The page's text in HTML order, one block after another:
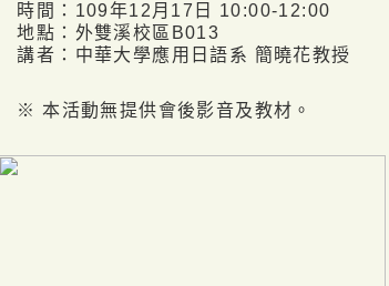
時間：109年12月17日 10:00-12:00
地點：外雙溪校區B013
講者：中華大學應用日語系 簡曉花教授
※ 本活動無提供會後影音及教材。